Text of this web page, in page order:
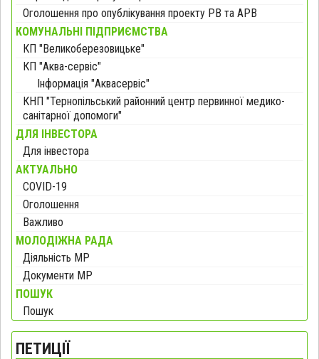
Оголошення про опублікування проекту РВ та АРВ
КОМУНАЛЬНІ ПІДПРИЄМСТВА
КП "Великоберезовицьке"
КП "Аква-сервіс"
Інформація "Аквасервіс"
КНП "Тернопільський районний центр первинної медико-
санітарної допомоги"
ДЛЯ ІНВЕСТОРА
Для інвестора
АКТУАЛЬНО
COVID-19
Оголошення
Важливо
МОЛОДІЖНА РАДА
Діяльність МР
Документи МР
ПОШУК
Пошук
ПЕТИЦІЇ